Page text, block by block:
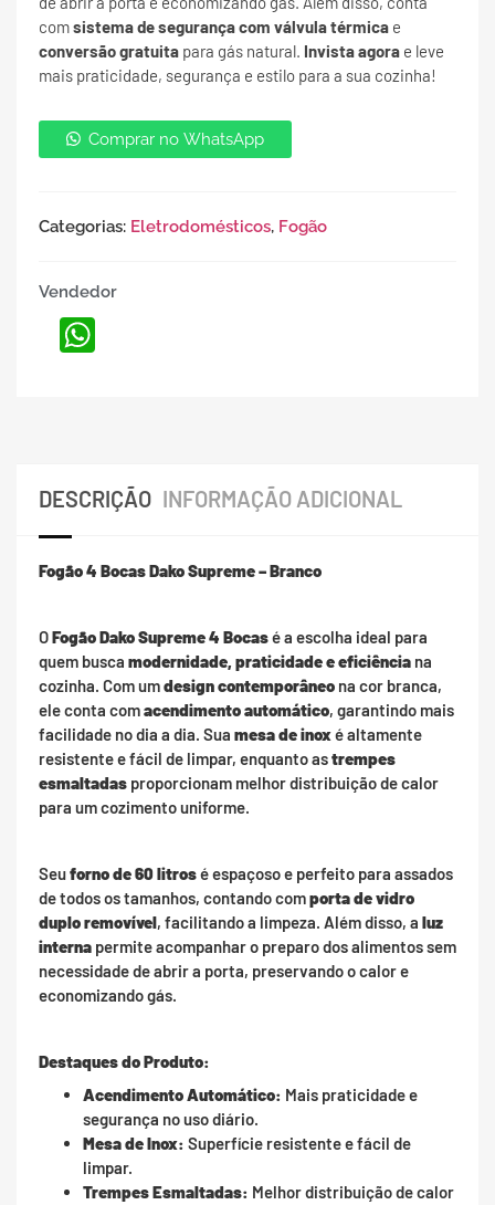
comsistema de segurança com válvula térmica e
conversão gratuita para gás natural. Invista agora e leve
mais praticidade, segurança e estilo para a sua cozinha!
Comprar no WhatsApp
Categorias: Eletrodomésticos, Fogão
Vendedor
DESCRIÇÃO INFORMAÇÃO ADICIONAL
Fogão 4 Bocas Dako Supreme – Branco
OFogão Dako Supreme 4 Bocasé a escolha ideal para
quem busca modernidade, praticidade e eficiência na
cozinha. Com umdesign contemporâneo na cor branca,
ele conta comacendimento automático, garantindo mais
facilidade no dia a dia. Sua mesa de inoxé altamente
resistente e fácil de limpar, enquanto astrempes
esmaltadas proporcionam melhor distribuição de calor
para um cozimento uniforme.
Seuforno de 60 litrosé espaçoso e perfeito para assados
de todos os tamanhos, contando comporta de vidro
duplo removível, facilitando a limpeza. Além disso, a luz
interna permite acompanhar o preparo dos alimentos sem
necessidade de abrir a porta, preservando o calor e
economizando gás.
Destaques do Produto:
Acendimento Automático: Mais praticidade e
segurança no uso diário.
Mesa de Inox: Superfície resistente e fácil de
limpar.
Trempes Esmaltadas: Melhor distribuição de calor